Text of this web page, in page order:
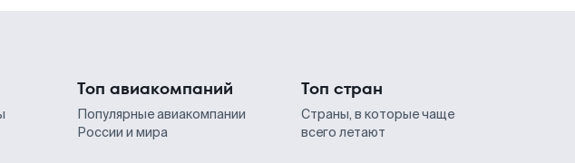
Топ авиакомпаний
Популярные авиакомпании
России и мира
Топ стран
Страны, в которые чаще
всего летают